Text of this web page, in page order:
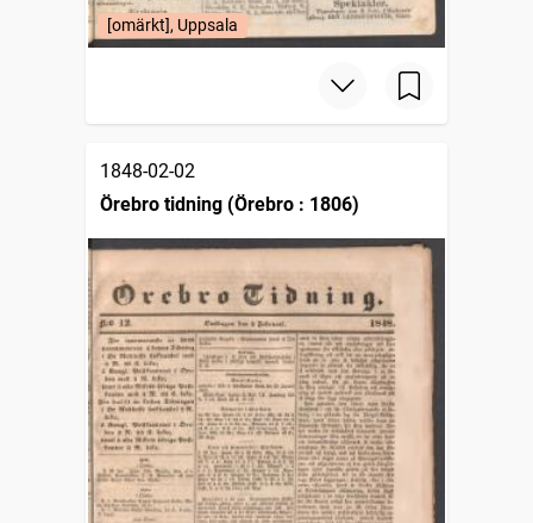
[omärkt], Uppsala
1848-02-02
Örebro tidning (Örebro : 1806)